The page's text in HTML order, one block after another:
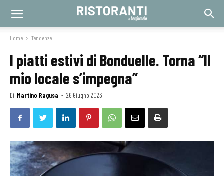
Home Tendenze
I piatti estivi di Bonduelle. Torna “Il
mio locale s’impegna”
Di Martino Ragusa - 26 Giugno 2023